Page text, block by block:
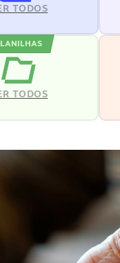
TODOS
TODOS